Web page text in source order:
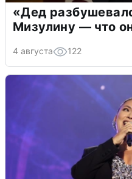
«Дед
Мизулину — что
4 августа 122